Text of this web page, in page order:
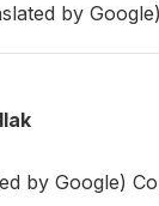
by
by Google)